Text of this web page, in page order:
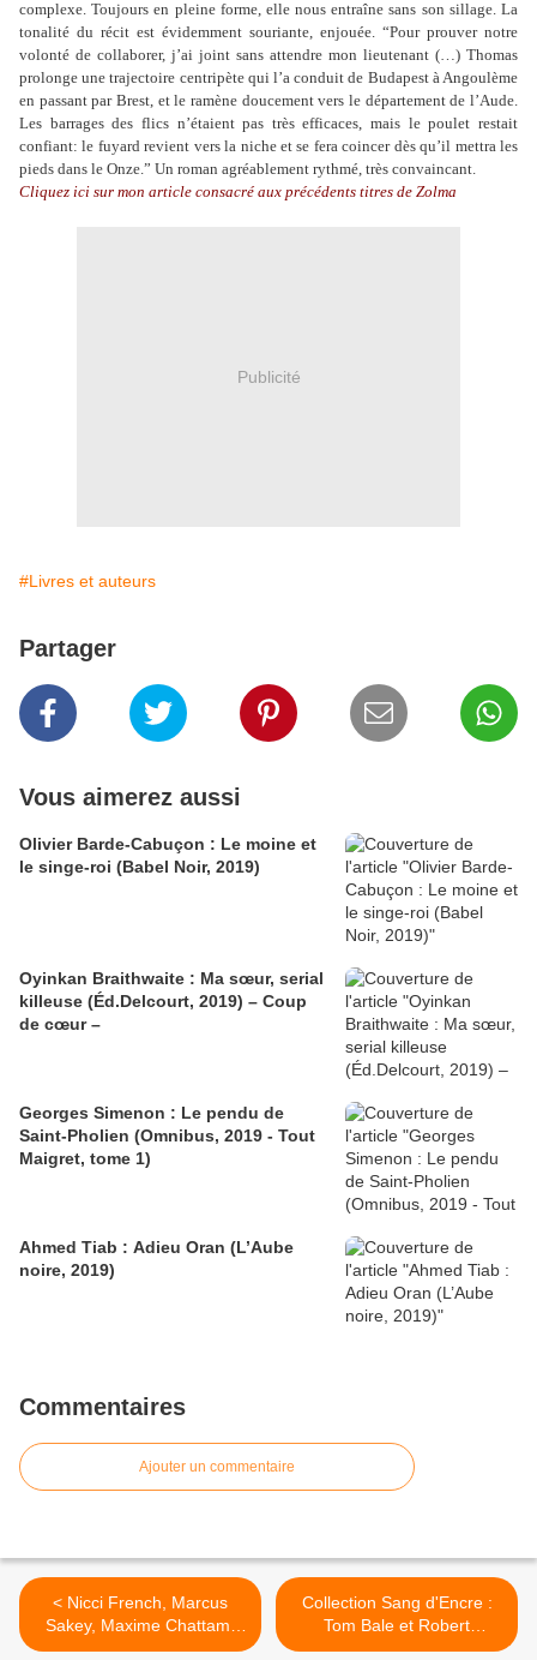
complexe. Toujours en pleine forme, elle nous entraîne sans son sillage. La
tonalité du récit est évidemment souriante, enjouée. “Pour prouver notre
volonté de collaborer, j’ai joint sans attendre mon lieutenant (…) Thomas
prolonge une trajectoire centripète qui l’a conduit de Budapest à Angoulème
en passant par Brest, et le ramène doucement vers le département de l’Aude.
Les barrages des flics n’étaient pas très efficaces, mais le poulet restait
confiant: le fuyard revient vers la niche et se fera coincer dès qu’il mettra les
pieds dans le Onze.” Un roman agréablement rythmé, très convaincant.
Cliquez ici sur mon article consacré aux précédents titres de Zolma
Publicité
#Livres et auteurs
Partager
Vous aimerez aussi
Olivier Barde-Cabuçon : Le moine et
le singe-roi (Babel Noir, 2019)
Oyinkan Braithwaite : Ma sœur, serial
killeuse (Éd.Delcourt, 2019) – Coup
de cœur –
Georges Simenon : Le pendu de
Saint-Pholien (Omnibus, 2019 - Tout
Maigret, tome 1)
Ahmed Tiab : Adieu Oran (L’Aube
noire, 2019)
Commentaires
Ajouter un commentaire
< Nicci French, Marcus
Sakey, Maxime Chattam,
chez Pocket
Collection Sang d'Encre :
Tom Bale et Robert
Rotenberg >